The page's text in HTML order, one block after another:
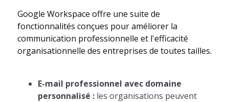
Google Workspace offre une suite de
fonctionnalités conçues pour améliorer la
communication professionnelle et l'efficacité
organisationnelle des entreprises de toutes tailles.
E-mail professionnel avec domaine
personnalisé :les organisations peuvent